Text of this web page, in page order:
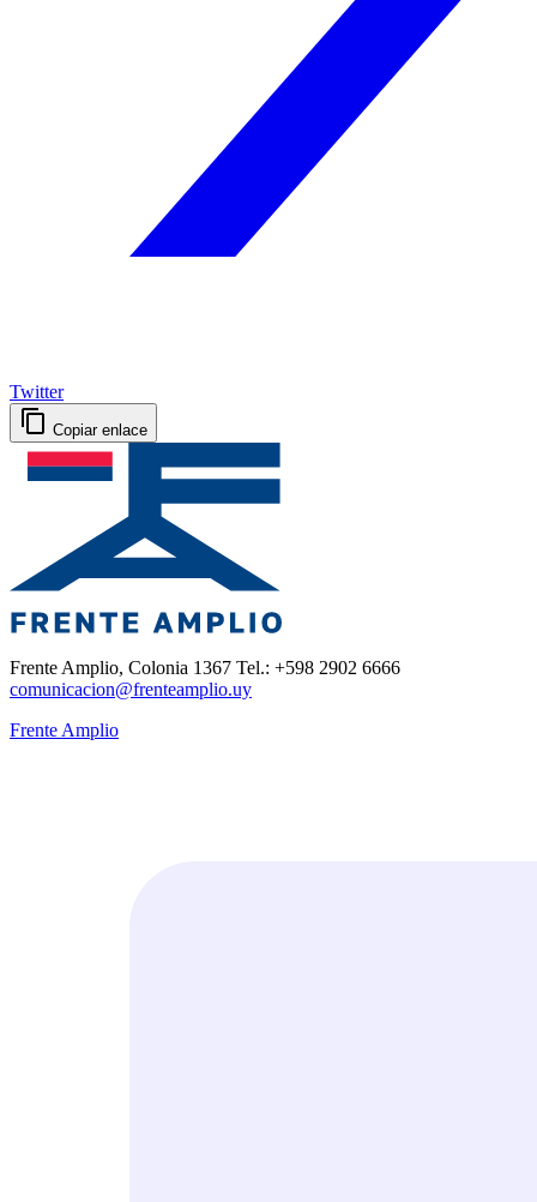
Twitter
Copiar enlace
Frente Amplio, Colonia 1367 Tel.: +598 2902 6666
comunicacion@frenteamplio.uy
Frente Amplio